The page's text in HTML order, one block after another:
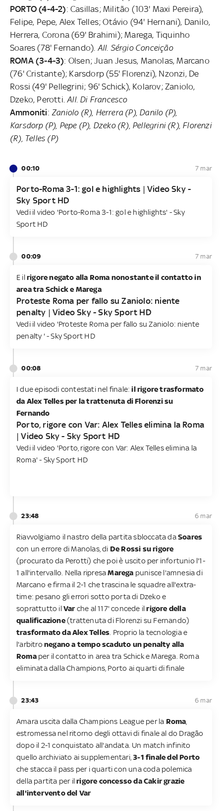
PORTO (4-4-2): Casillas; Militão (103' Maxi Pereira),
Felipe, Pepe, Alex Telles; Otávio (94' Hernani), Danilo,
Herrera, Corona (69' Brahimi); Marega, Tiquinho
Soares (78' Fernando). All. Sérgio Conceição
ROMA (3-4-3): Olsen; Juan Jesus, Manolas, Marcano
(76' Cristante); Karsdorp (55' Florenzi), Nzonzi, De
Rossi (49' Pellegrini; 96' Schick), Kolarov; Zaniolo,
Dzeko, Perotti.All. Di Francesco
Ammoniti: Zaniolo (R), Herrera (P), Danilo (P),
Karsdorp (P), Pepe (P), Dzeko (R), Pellegrini (R), Florenzi
(R), Telles (P)
00:10 7 mar
Porto-Roma 3-1: gol e highlights | Video Sky -
Sky Sport HD
Vedi il video 'Porto-Roma 3-1: gol e highlights' - Sky
Sport HD
00:09 7 mar
E ilrigore negato alla Roma nonostante il contatto in
area tra Schick e Marega
Proteste Roma per fallo su Zaniolo: niente
penalty | Video Sky - Sky Sport HD
Vedi il video 'Proteste Roma per fallo su Zaniolo: niente
penalty ' - Sky Sport HD
00:08 7 mar
I due episodi contestati nel finale:il rigore trasformato
da Alex Telles per la trattenuta di Florenzi su
Fernando
Porto, rigore con Var: Alex Telles elimina la Roma
| Video Sky - Sky Sport HD
Vedi il video 'Porto, rigore con Var: Alex Telles elimina la
Roma' - Sky Sport HD
23:48 6 mar
Riavvolgiamo il nastro della partita sbloccata daSoares
con un errore di Manolas, di De Rossi su rigore
(procurato da Perotti) che poi è uscito per infortunio l'1-
1 all'intervallo. Nella ripresaMarega punisce l'amnesia di
Marcano e firma il 2-1 che trascina le squadre all'extra-
time: pesano gli errori sotto porta di Dzeko e
soprattutto ilVarche al 117' concede ilrigore della
qualificazione(trattenuta di Florenzi su Fernando)
trasformato da Alex Telles . Proprio la tecnologia e
l'arbitronegano a tempo scaduto un penalty alla
Romaper il contatto in area tra Schick e Marega. Roma
eliminata dalla Champions, Porto ai quarti di finale
23:43 6 mar
Amara uscita dalla Champions League per la Roma
estromessa nel ritorno degli ottavi di finale al do Dragão
dopo il 2-1 conquistato all'andata. Un match infinito
quello archiviato ai supplementari,3-1 finale del Porto
che stacca il pass per i quarti con una coda polemica
della partita per ilrigore concesso da Cakir grazie
all'intervento del Var